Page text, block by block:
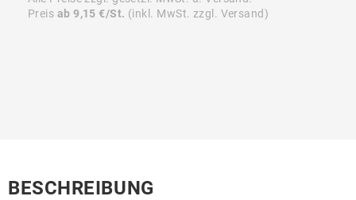
Preis ab 9,15 €/St. (inkl. MwSt. zzgl. Versand)
BESCHREIBUNG